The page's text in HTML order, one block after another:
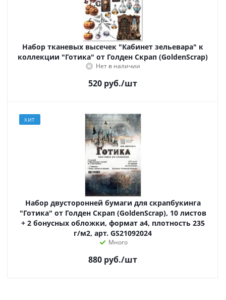
Набор тканевых высечек "Кабинет зельевара" к
коллекции "Готика" от Голден Скрап (GoldenScrap)
Нет в наличии
520 руб./шт
ХИТ
Набор двусторонней бумаги для скрапбукинга
"Готика" от Голден Скрап (GoldenScrap), 10 листов
+ 2 бонусных обложки, формат а4, плотность 235
г/м2, арт. GS21092024
Много
880 руб./шт